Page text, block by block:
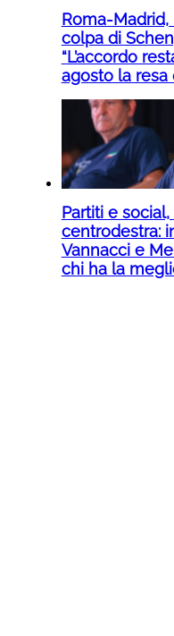
Roma-Madrid,
colpa di
“L’accordo
agosto la resa
Partiti e
centrodestra:
Vannacci e
chi ha la